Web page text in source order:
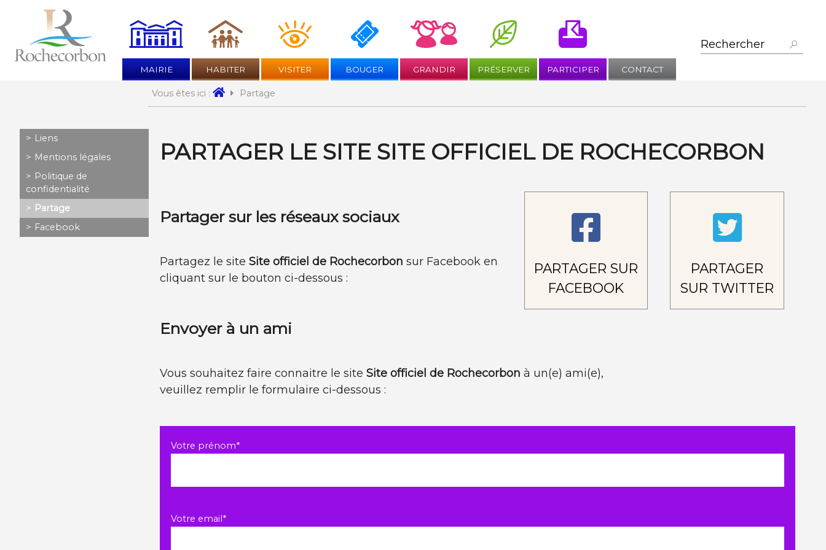
au
contenu
MAIRIE HABITER VISITER BOUGER GRANDIR PRÉSERVER PARTICIPER CONTACT
Vous êtes ici : Partage
PARTAGER LE SITE SITE OFFICIEL DE ROCHECORBON
Partager sur les réseaux sociaux
Partagez le site Site officiel de Rochecorbon sur Facebook en
cliquant sur le bouton ci-dessous :
PARTAGER SUR
FACEBOOK
PARTAGER
SUR TWITTER
Envoyer à un ami
Vous souhaitez faire connaitre le site Site officiel de Rochecorbon à un(e) ami(e),
veuillez remplir le formulaire ci-dessous :
Champ
obligatoire
Votre prénom*
Champ
obligatoire
Votre email*
Aller
au
contenu
Liens
Mentions légales
Politique de
confidentialité
Partage
Facebook